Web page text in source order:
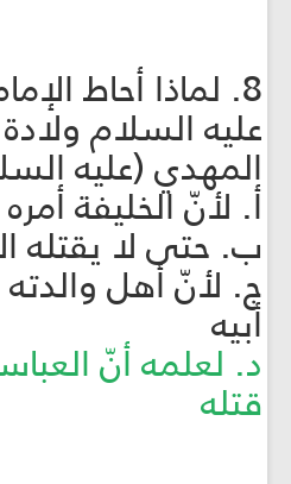
8. لماذا أحاط
عليه السلام ولادة
المهدي (عليه
أ. لأنّ الخليفة
ب. حتى لا يقتله
ج. لأنّ أهل والدته
أبيه
د. لعلمه أنّ
قتله